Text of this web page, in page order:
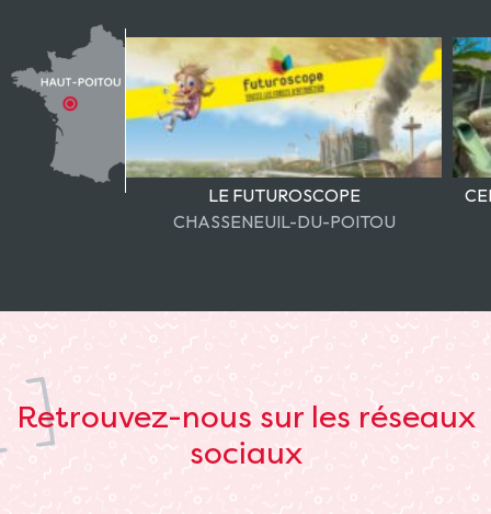
LE FUTUROSCOPE
CHASSENEUIL-DU-POITOU
Retrouvez-nous sur les réseaux
sociaux